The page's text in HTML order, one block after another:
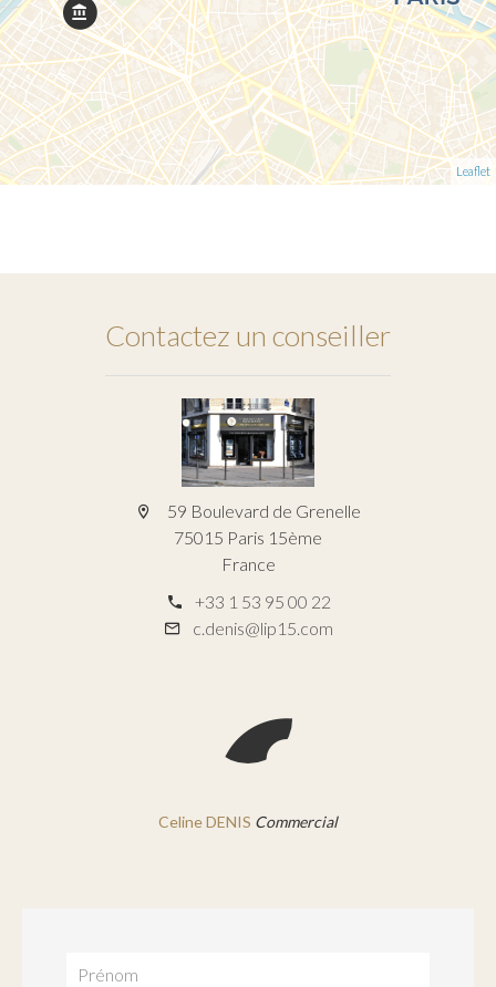
Leaflet
Contactez un conseiller
59 Boulevard de Grenelle
75015 Paris 15ème
France
+33 1 53 95 00 22
c.denis@lip15.com
Celine DENIS Commercial